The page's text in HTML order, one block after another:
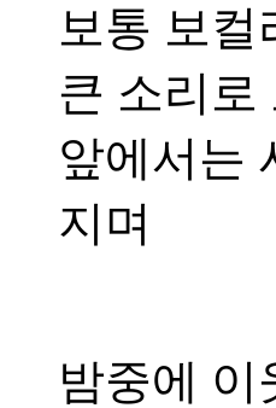
보통 보컬
큰 소리로
앞에서는
지며
밤중에 이